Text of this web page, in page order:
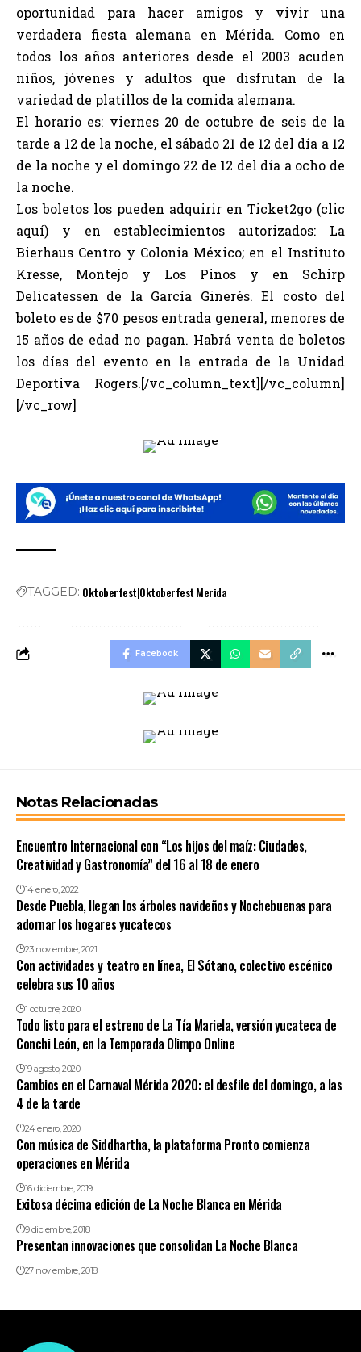
oportunidad para hacer amigos y vivir una
verdadera fiesta alemana en Mérida. Como en
todos los años anteriores desde el 2003 acuden
niños, jóvenes y adultos que disfrutan de la
variedad de platillos de la comida alemana.
El horario es: viernes 20 de octubre de seis de la
tarde a 12 de la noche, el sábado 21 de 12 del día a 12
de la noche y el domingo 22 de 12 del día a ocho de
la noche.
Los boletos los pueden adquirir en Ticket2go (clic
aquí) y en establecimientos autorizados: La
Bierhaus Centro y Colonia México; en el Instituto
Kresse, Montejo y Los Pinos y en Schirp
Delicatessen de la García Ginerés. El costo del
boleto es de $70 pesos entrada general, menores de
15 años de edad no pagan. Habrá venta de boletos
los días del evento en la entrada de la Unidad
Deportiva Rogers.[/vc_column_text][/vc_column]
[/vc_row]
TAGGED: Oktoberfest|Oktoberfest Merida
Facebook
Notas Relacionadas
Encuentro Internacional con “Los hijos del maíz: Ciudades,
Creatividad y Gastronomía” del 16 al 18 de enero
14 enero, 2022
Desde Puebla, llegan los árboles navideños y Nochebuenas para
adornar los hogares yucatecos
23 noviembre, 2021
Con actividades y teatro en línea, El Sótano, colectivo escénico
celebra sus 10 años
1 octubre, 2020
Todo listo para el estreno de La Tía Mariela, versión yucateca de
Conchi León, en la Temporada Olimpo Online
19 agosto, 2020
Cambios en el Carnaval Mérida 2020: el desfile del domingo, a las
4 de la tarde
24 enero, 2020
Con música de Siddhartha, la plataforma Pronto comienza
operaciones en Mérida
16 diciembre, 2019
Exitosa décima edición de La Noche Blanca en Mérida
9 diciembre, 2018
Presentan innovaciones que consolidan La Noche Blanca
27 noviembre, 2018